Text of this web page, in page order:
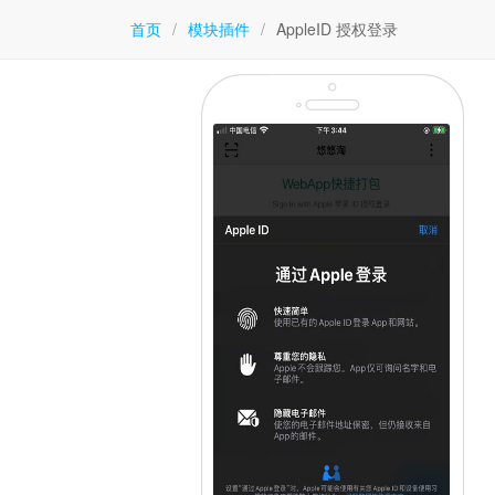
首页 / 模块插件 / AppleID 授权登录